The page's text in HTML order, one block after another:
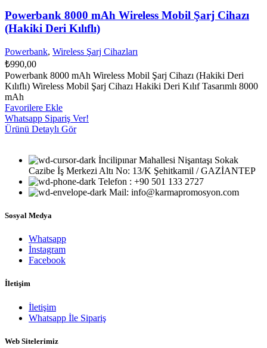
Powerbank 8000 mAh Wireless Mobil Şarj Cihazı
(Hakiki Deri Kılıflı)
Powerbank, Wireless Şarj Cihazları
₺990,00
Powerbank 8000 mAh Wireless Mobil Şarj Cihazı (Hakiki Deri
Kılıflı) Wireless Mobil Şarj Cihazı Hakiki Deri Kılıf Tasarımlı 8000
mAh
Favorilere Ekle
Whatsapp Sipariş Ver!
Ürünü Detaylı Gör
İncilipınar Mahallesi Nişantaşı Sokak
Cazibe İş Merkezi Altı No: 13/K Şehitkamil / GAZİANTEP
Telefon : +90 501 133 2727
Mail: info@karmapromosyon.com
Sosyal Medya
Whatsapp
İnstagram
Facebook
İletişim
İletişim
Whatsapp İle Sipariş
Web Sitelerimiz